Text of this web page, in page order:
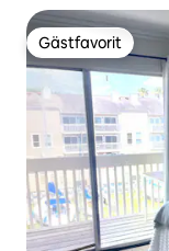
Gästfavorit
Gästfavorit